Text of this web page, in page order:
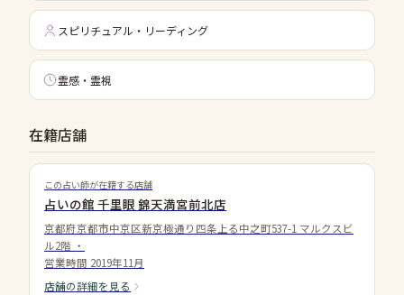
スピリチュアル・リーディング
霊感・霊視
在籍店舗
この占い師が在籍する店舗
占いの館 千里眼 錦天満宮前北店
京都府京都市中京区新京極通り四条上る中之町537-1 マルクスビ
ル2階 ・
営業時間 2019年11月
店舗の詳細を見る